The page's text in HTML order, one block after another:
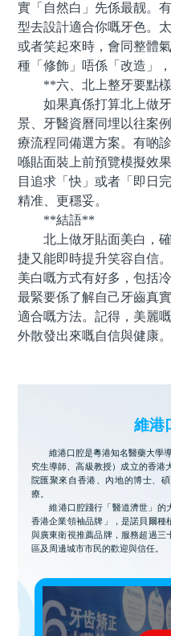
實「自然白」先係最靓。
型去設計適合你嘅牙色。
或者笑起來時，會同整體
種「修飾」唔係「改造」
**六、北上整牙要點樣
如果真係打算北上做牙
景、牙醫資曆同埋以往案
療流程同備選方案。有啲
喺貼面裝上前預覽模擬效
目追求「快」或者「即日
精准、更穩妥。
**結語**
北上做牙貼面美白，確
捷又能即時提升笑容自信
美白嘅方式有好多，包括
最緊要係了解自己牙齒真
適合嘅方法。記得，美麗
外散發出來嘅自信與健康。
維港
維港口腔是粵港知名醫藥大學
究生導師、高級教授）成立的香港
院匯聚來自香港、內地的博士、
療。
維港口腔踐行「醫道濟世」的
香港企業領袖品牌」，是諾貝爾種
與廣東衛視推薦品牌，服務超過三
區及周邊城市市民的歡迎與信任。